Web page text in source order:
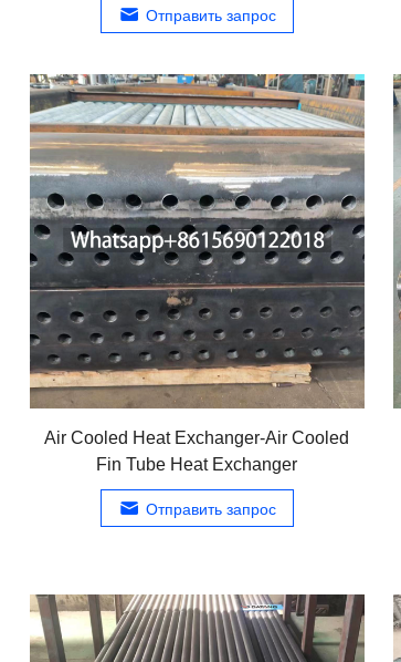
Отправить запрос
Air Cooled Heat Exchanger-Air Cooled
Fin Tube Heat Exchanger
Отправить запрос